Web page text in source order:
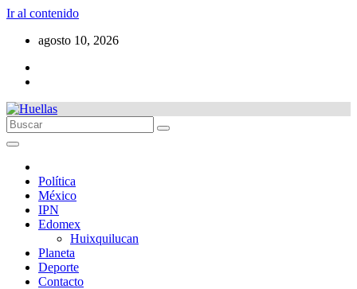
Ir al contenido
agosto 10, 2026
Política
México
IPN
Edomex
Huixquilucan
Planeta
Deporte
Contacto